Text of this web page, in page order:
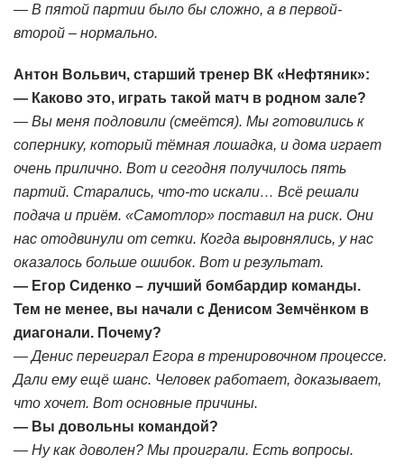
— В пятой партии было бы сложно, а в первой-
второй – нормально.
Антон Вольвич, старший тренер ВК «Нефтяник»:
— Каково это, играть такой матч в родном зале?
— Вы меня подловили (смеётся). Мы готовились к
сопернику, который тёмная лошадка, и дома играет
очень прилично. Вот и сегодня получилось пять
партий. Старались, что-то искали… Всё решали
подача и приём. «Самотлор» поставил на риск. Они
нас отодвинули от сетки. Когда выровнялись, у нас
оказалось больше ошибок. Вот и результат.
— Егор Сиденко – лучший бомбардир команды.
Тем не менее, вы начали с Денисом Земчёнком в
диагонали. Почему?
— Денис переиграл Егора в тренировочном процессе.
Дали ему ещё шанс. Человек работает, доказывает,
что хочет. Вот основные причины.
— Вы довольны командой?
— Ну как доволен? Мы проиграли. Есть вопросы.